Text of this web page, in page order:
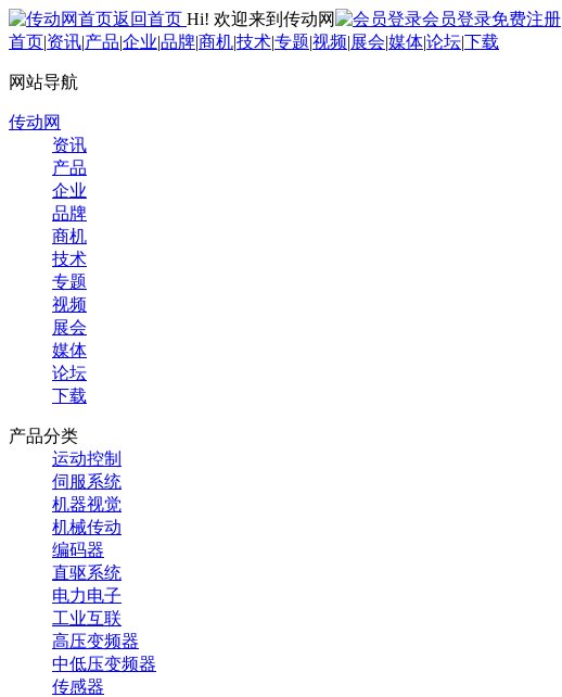
返回首页 Hi! 欢迎来到传动网 会员登录免费注册
首页|资讯|产品|企业|品牌|商机|技术|专题|视频|展会|媒体|论坛|下载
网站导航
传动网
资讯
产品
企业
品牌
商机
技术
专题
视频
展会
媒体
论坛
下载
产品分类
运动控制
伺服系统
机器视觉
机械传动
编码器
直驱系统
电力电子
工业互联
高压变频器
中低压变频器
传感器